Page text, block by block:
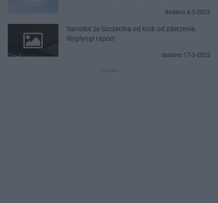
dodano 6-5-2025
Samolot ze Szczecina od krok od zderzenia.
Wypłynął raport
dodano 17-3-2025